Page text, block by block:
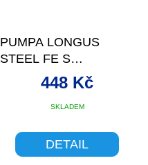
PUMPA LONGUS
STEEL FE S
MANOMETREM
160PSI UNI VENT
SKLADEM
448 Kč
DETAIL